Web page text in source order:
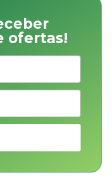
ofertas!